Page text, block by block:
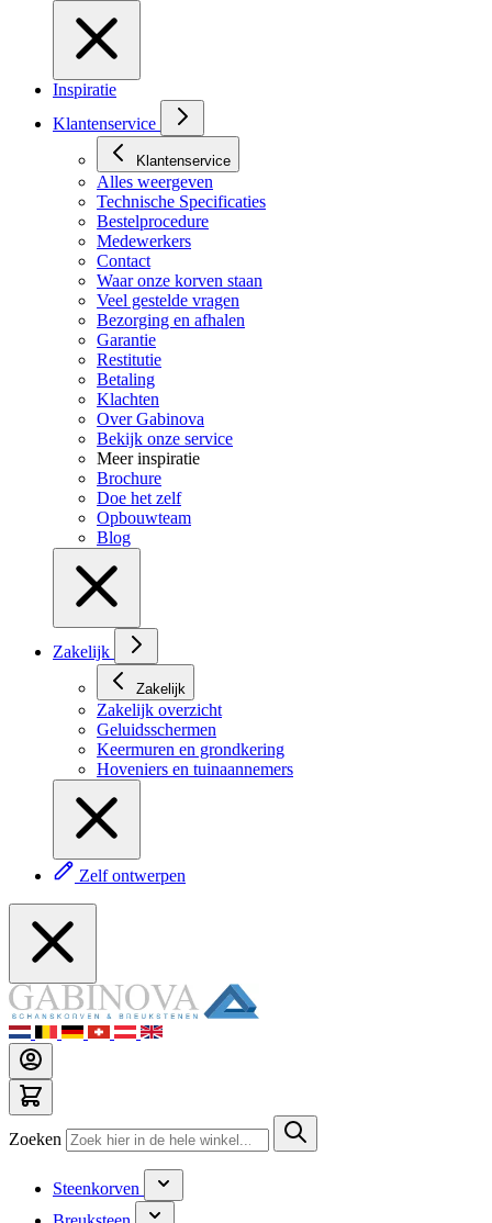
Inspiratie
Klantenservice
Klantenservice
Alles weergeven
Technische Specificaties
Bestelprocedure
Medewerkers
Contact
Waar onze korven staan
Veel gestelde vragen
Bezorging en afhalen
Garantie
Restitutie
Betaling
Klachten
Over Gabinova
Bekijk onze service
Meer inspiratie
Brochure
Doe het zelf
Opbouwteam
Blog
Zakelijk
Zakelijk
Zakelijk overzicht
Geluidsschermen
Keermuren en grondkering
Hoveniers en tuinaannemers
Zelf ontwerpen
Zoeken
Steenkorven